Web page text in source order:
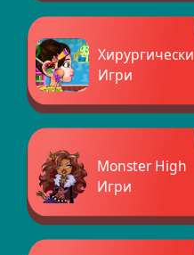
Хирургически
Игри
Monster High
Игри